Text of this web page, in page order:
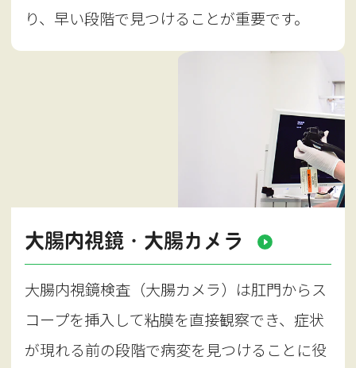
り、早い段階で見つけることが重要です。
大腸内視鏡・大腸カメラ
大腸内視鏡検査（大腸カメラ）は肛門からス
コープを挿入して粘膜を直接観察でき、症状
が現れる前の段階で病変を見つけることに役